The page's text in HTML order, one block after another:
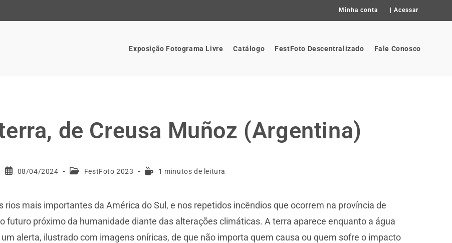
Minha conta Acessar
Exposição Fotograma Livre Catálogo FestFoto Descentralizado Fale Conosco
de Creusa Muñoz (Argentina)
08/04/2024 FestFoto 2023 1 minutos de leitura
rios mais importantes da América do Sul, e nos repetidos incêndios que ocorrem na província de
futuro próximo da humanidade diante das alterações climáticas. A terra aparece enquanto a água
alerta, ilustrado com imagens oníricas, de que não importa quem causa ou quem sofre o impacto